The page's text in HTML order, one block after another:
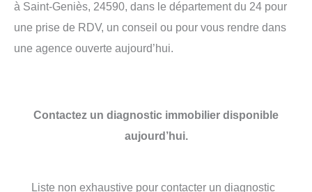
à Saint-Geniès, 24590, dans le département du 24 pour
une prise de RDV, un conseil ou pour vous rendre dans
une agence ouverte aujourd’hui.
Contactez un diagnostic immobilier disponible
aujourd’hui.
Liste non exhaustive pour contacter un diagnostic